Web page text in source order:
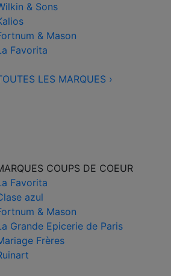
& Sons
& Mason
Favorita
LES MARQUES ›
COUPS DE COEUR
Favorita
azul
& Mason
Grande Epicerie de Paris
Frères